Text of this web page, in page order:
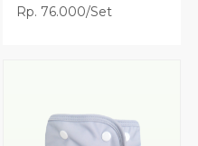
Rp. 76.000/Set